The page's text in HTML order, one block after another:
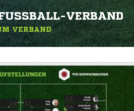
VERBAND
VERBAND